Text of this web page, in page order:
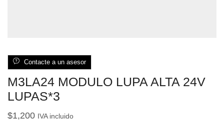
Contacte a un asesor
M3LA24 MODULO LUPA ALTA 24V
LUPAS*3
$1,200 IVA incluido